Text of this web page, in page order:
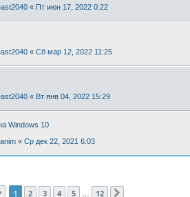
« Пт июн 17, 2022 0:22
« Сб мар 12, 2022 11:25
« Вт янв 04, 2022 15:29
Windows 10
« Ср дек 22, 2021 6:03
Страница1 из
1 2 3 4 5 12